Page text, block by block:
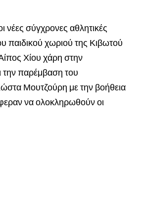
νέες σύγχρονες αθλητικές
παιδικού χωριού της Κιβωτού
Χίου χάρη στην
την παρέμβαση του
Μουτζούρη με την βοήθεια
να ολοκληρωθούν οι